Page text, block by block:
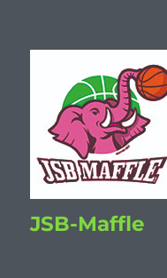
JSB-Maffle